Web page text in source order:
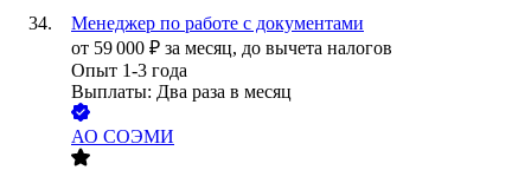
Менеджер по работе с документами
от 59 000 ₽ за месяц, до вычета налогов
Опыт 1-3 года
Выплаты: Два раза в месяц
АО СОЭМИ